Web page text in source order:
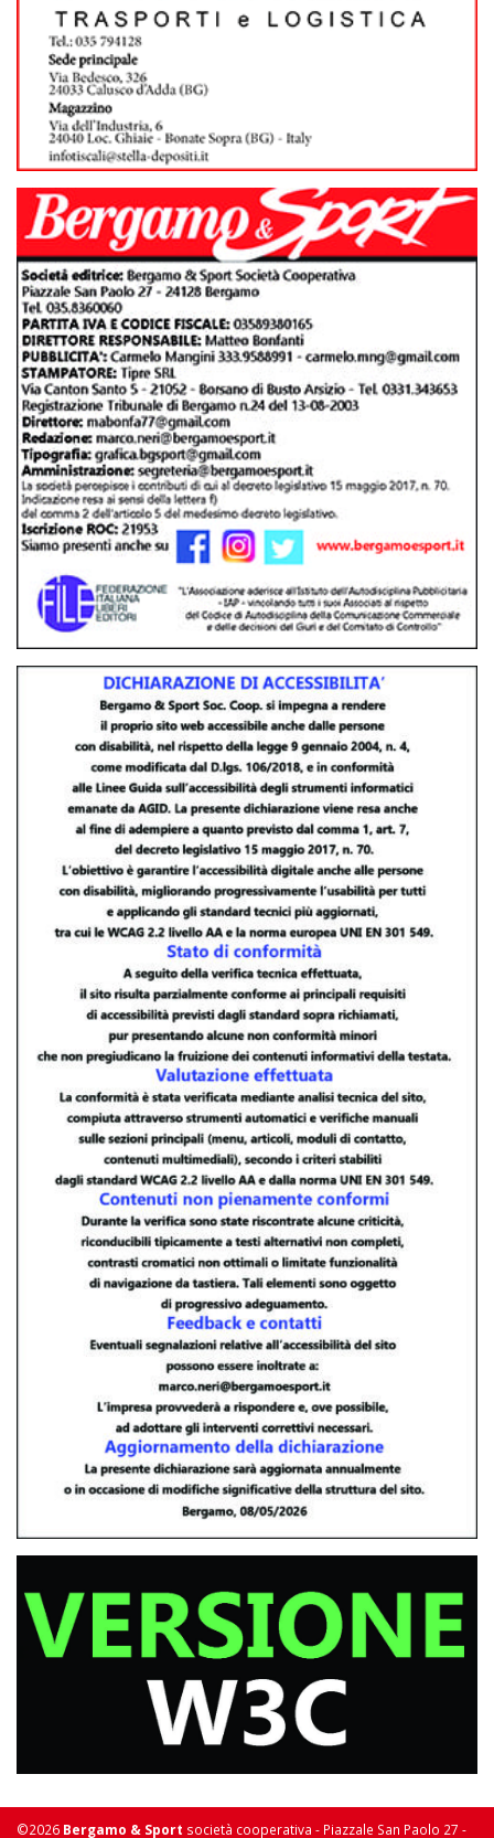
©2026 Bergamo & Sport società cooperativa - Piazzale San Paolo 27 -